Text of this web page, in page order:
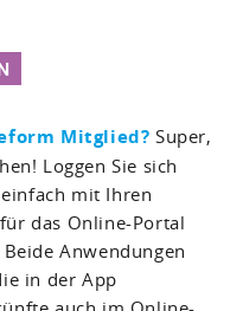
Mitglied? Super,
Loggen Sie sich
mit Ihren
das Online-Portal
Anwendungen
in der App